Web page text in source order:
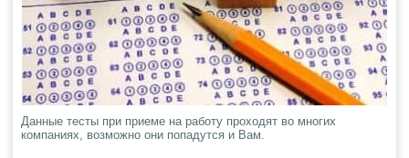
Данные тесты при приеме на работу проходят во многих
компаниях, возможно они попадутся и Вам.